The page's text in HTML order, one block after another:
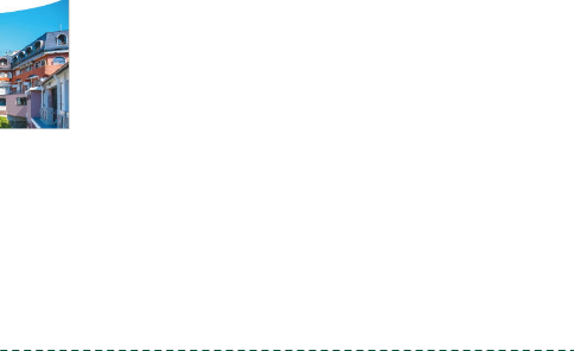
ご意見箱
よくあるご質問(FAQ)
お問い合わせ
整形外科
脳神経外科
皮膚科
回復期リハビリテーション病棟
地域包括ケア病棟
在宅事業部top
訪問看護ステーション
訪問介護事業所
看護部